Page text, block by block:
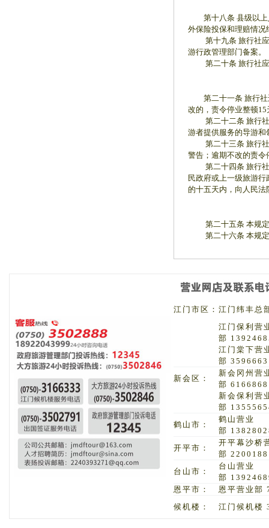
第十八条 县级以上
外保险投保和理赔情
第十九条 旅行社应
游行政管理部门备案。
第二十条 旅行社应
第二十一条 旅行社
改的，责令停业整顿
第二十二条 旅行社
游者提供服务的导游
第二十三条 旅行社
警告；逾期不改的责令
第二十四条 旅行社
民政府或上一级旅游
的十五天内，向人民
第二十五条 本规定
第二十六条 本规定
江门市区： 江门纬丰总
江门保利营
部
江门棠下营
部 3596663
新会区：
新会冈州营
部 6166868
新会保利营
部
鹤山市：
鹤山营业
部
开平市：
开平幕沙桥
部 2200188
台山市：
台山营业
部
恩平市：
恩平营业部
候机楼：
江门候机楼